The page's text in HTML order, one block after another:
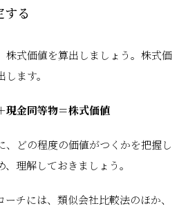
る
株式価値を算出しましょう。株式価
ます。
現金同等物＝株式価値
、どの程度の価値がつくかを把握し
理解しておきましょう。
チには、類似会社比較法のほか、